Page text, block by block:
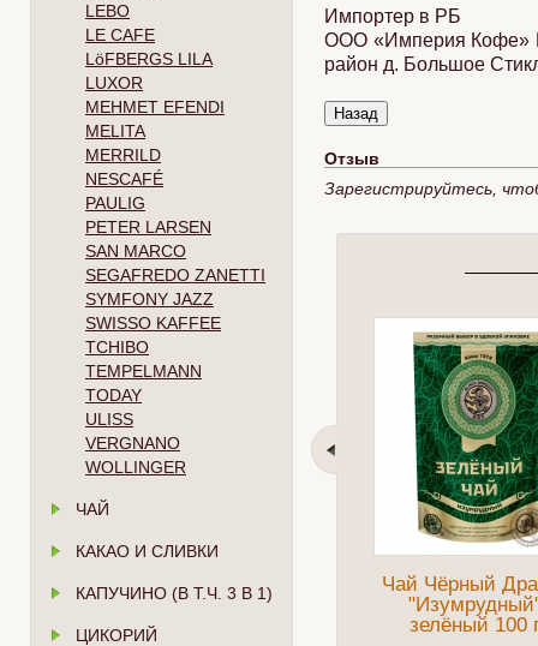
LEBO
LE CAFE
LöFBERGS LILA
LUXOR
MEHMET EFENDI
MELITA
MERRILD
NESCAFÉ
PAULIG
PETER LARSEN
SAN MARCO
SEGAFREDO ZANETTI
SYMFONY JAZZ
SWISSO KAFFEE
TCHIBO
TEMPELMANN
TODAY
ULISS
VERGNANO
WOLLINGER
ЧАЙ
КАКАО И СЛИВКИ
КАПУЧИНО (В Т.Ч. 3 В 1)
ЦИКОРИЙ
Импортер в РБ
ООО «Империя Кофе»
район д. Большое
Отзыв
Зарегистрируйтесь,
Чай Чёрный
зелёный 100